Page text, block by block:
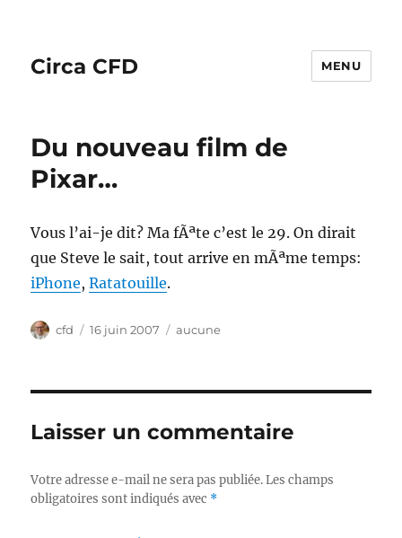
Circa CFD MENU
Du nouveau film de
Pixar…
Vous l’ai-je dit? Ma fÃªte c’est le 29. On dirait
que Steve le sait, tout arrive en mÃªme temps:
iPhone,Ratatouille.
Auteur
cfd
Publié
16 juin 2007 Catégories
aucune
Laisser un commentaire
Votre adresse e-mail ne sera pas publiée. Les champs
obligatoires sont indiqués avec *